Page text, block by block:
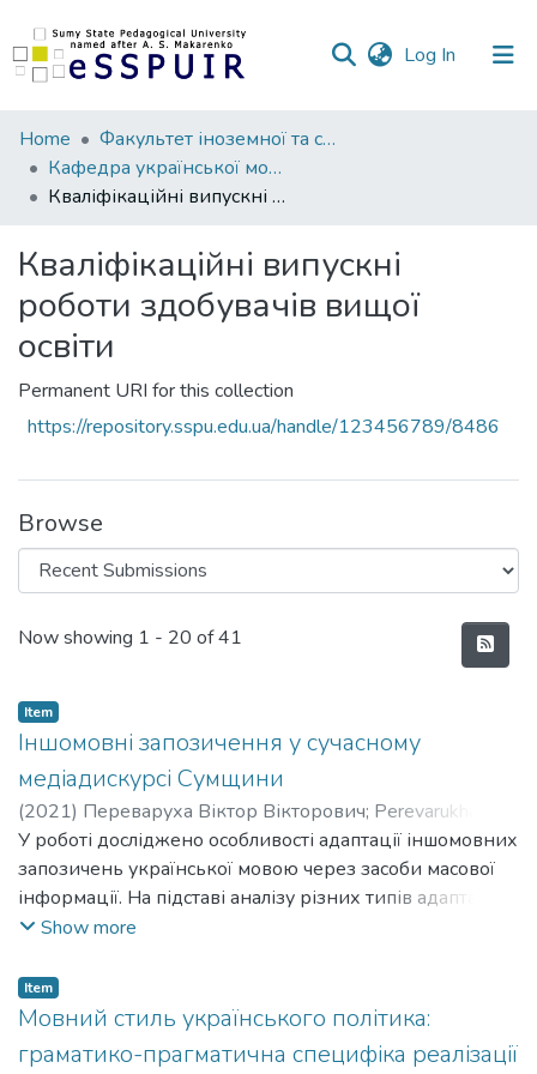
Log In (current)
Communities
&
Collections
Statistics
Home
Факультет іноземної та слов’янської філології
Кафедра української мови та літератури
Кваліфікаційні випускні роботи здобувачів вищої освіти
Кваліфікаційні випускні
роботи здобувачів вищої
освіти
Permanent URI for this collection
https://repository.sspu.edu.ua/handle/123456789/8486
Browse
Recent Submissions
Now showing 1 - 20 of 41
Item
Іншомовні запозичення у сучасному
медіадискурсі Сумщини
(2021) Переваруха Віктор Вікторович; Perevarukha
Viktor Viktorovych;Кумеда Олена Павлівна; Kumeda
Olena Pavlivna
У роботі досліджено особливості адаптації іншомовних
запозичень української мовою через засоби масової
інформації. На підставі аналізу різних типів адаптації
визначено закономірності входження іншомовних
Виявлено, що найбільш активною мовою-джерелом
запозичень на сьогодні є англійська, яка має всесвітній
потужний вплив на всі інші мови світу і є мовою
Show more
Item
Мовний стиль українського політика:
граматико-прагматична специфіка реалізації